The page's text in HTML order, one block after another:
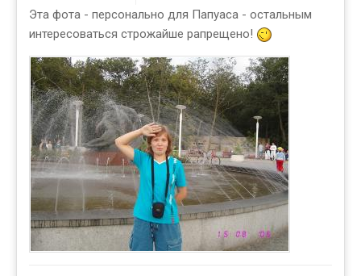
Эта фота - персонально для Папуаса - остальным
интересоваться строжайше рапрещено!